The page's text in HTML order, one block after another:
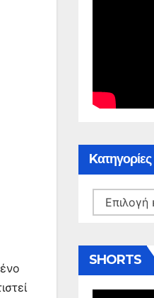
Kατηγορίες
Kατηγορίες
SHORTS